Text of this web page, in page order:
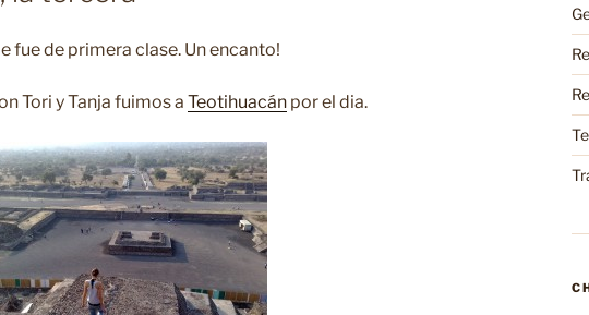
fue de primera clase. Un encanto!
Tori y Tanja fuimos a Teotihuacán por el dia.